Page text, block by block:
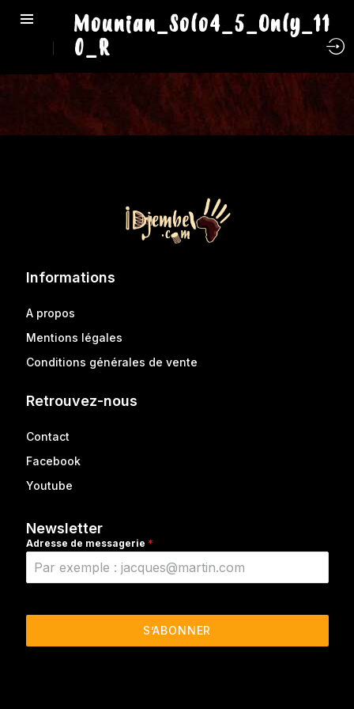
Mounian_Solo4_5_Only_11
0_R
Informations
A propos
Mentions légales
Conditions générales de vente
Retrouvez-nous
Contact
Facebook
Youtube
Newsletter
Adresse de messagerie *
S’ABONNER